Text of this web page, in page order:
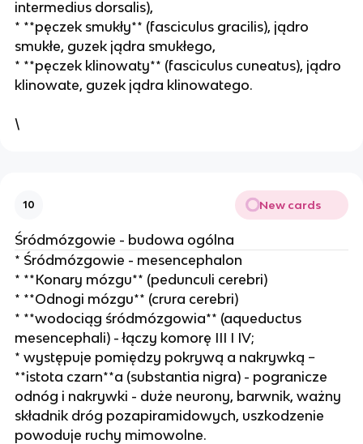
intermedius dorsalis),
* **pęczek smukły** (fasciculus gracilis), jądro
smukłe, guzek jądra smukłego,
* **pęczek klinowaty** (fasciculus cuneatus), jądro
klinowate, guzek jądra klinowatego.
\
10 New cards
Śródmózgowie - budowa ogólna
* Śródmózgowie - mesencephalon
* **Konary mózgu** (pedunculi cerebri)
* **Odnogi mózgu** (crura cerebri)
* **wodociąg śródmózgowia** (aqueductus
mesencephali) - łączy komorę III I IV;
* występuje pomiędzy pokrywą a nakrywką −
**istota czarn**a (substantia nigra) - pogranicze
odnóg i nakrywki - duże neurony, barwnik, ważny
składnik dróg pozapiramidowych, uszkodzenie
powoduje ruchy mimowolne.